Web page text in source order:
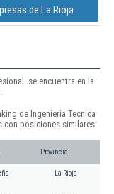
de La Rioja
se encuentra en la
de Ingenieria Tecnica
con posiciones similares:
Provincia
La Rioja